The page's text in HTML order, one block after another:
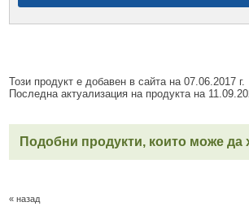
Този продукт е добавен в сайта на 07.06.2017 г.
Последна актуализация на продукта на
Подобни продукти, които може да
« назад